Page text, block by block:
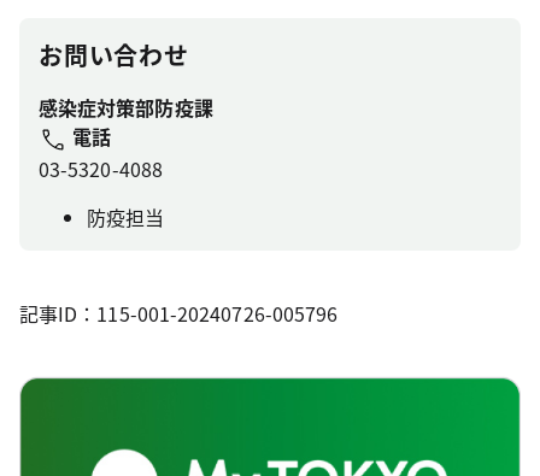
お問い合わせ
感染症対策部防疫課
電話
03-5320-4088
防疫担当
記事ID：115-001-20240726-005796